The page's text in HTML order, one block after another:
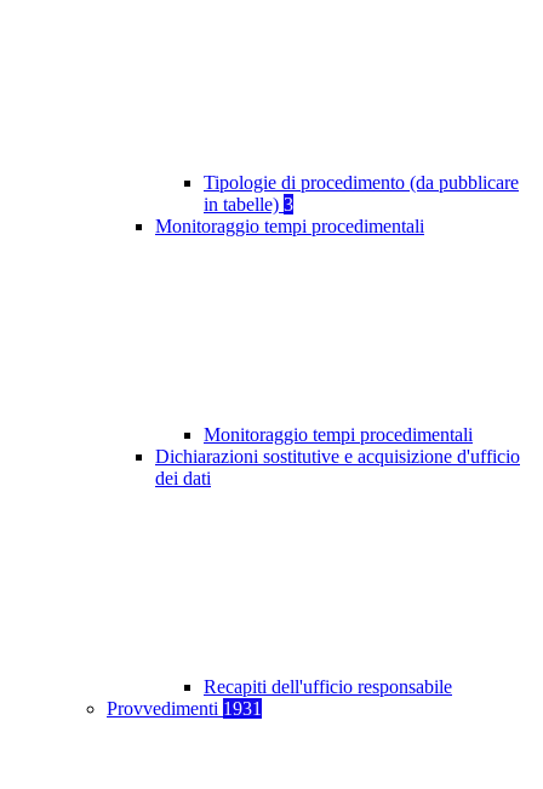
Tipologie di procedimento (da pubblicare
in tabelle) 3
Monitoraggio tempi procedimentali
Monitoraggio tempi procedimentali
Dichiarazioni sostitutive e acquisizione d'ufficio
dei dati
Recapiti dell'ufficio responsabile
Provvedimenti 1931